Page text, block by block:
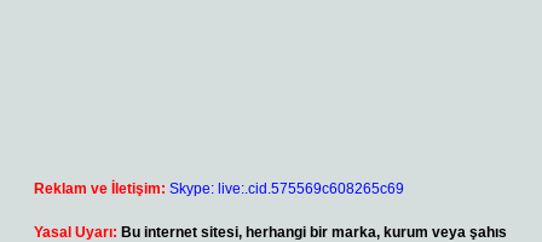
Reklam ve İletişim: Skype: live:.cid.575569c608265c69
Yasal Uyarı: Bu internet sitesi, herhangi bir marka, kurum veya şahıs